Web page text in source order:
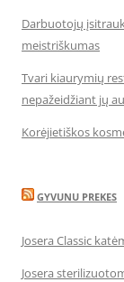
Darbuotojų
meistriškumas
Tvari kiaurymių
nepažeidžiant jų
Korėjietiškos
GYVUNU PREKES
Josera Classic
Josera